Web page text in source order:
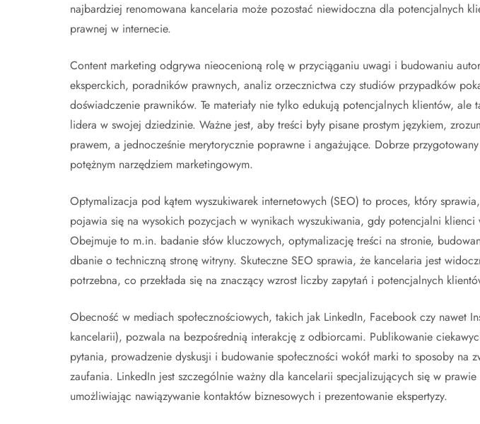
najbardziej renomowana kancelaria może pozostać niewidoczna dla potencjalnych
prawnej w internecie.
Content marketing odgrywa nieocenioną rolę w przyciąganiu uwagi i budowaniu
eksperckich, poradników prawnych, analiz orzecznictwa czy studiów przypadków
doświadczenie prawników. Te materiały nie tylko edukują potencjalnych klientów, ale
lidera w swojej dziedzinie. Ważne jest, aby treści były pisane prostym językiem,
prawem, a jednocześnie merytorycznie poprawne i angażujące. Dobrze
potężnym narzędziem marketingowym.
Optymalizacja pod kątem wyszukiwarek internetowych (SEO) to proces, który
pojawia się na wysokich pozycjach w wynikach wyszukiwania, gdy potencjalni
Obejmuje to m.in. badanie słów kluczowych, optymalizację treści na stronie,
dbanie o techniczną stronę witryny. Skuteczne SEO sprawia, że kancelaria jest
potrzebna, co przekłada się na znaczący wzrost liczby zapytań i potencjalnych
Obecność w mediach społecznościowych, takich jak LinkedIn, Facebook czy nawet
kancelarii), pozwala na bezpośrednią interakcję z odbiorcami. Publikowanie
pytania, prowadzenie dyskusji i budowanie społeczności wokół marki to sposoby na
zaufania. LinkedIn jest szczególnie ważny dla kancelarii specjalizujących się w
umożliwiając nawiązywanie kontaktów biznesowych i prezentowanie ekspertyzy.